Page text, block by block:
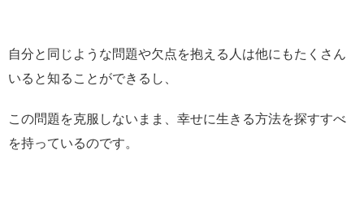
自分と同じような問題や欠点を抱える人は他にもたくさん
いると知ることができるし、
この問題を克服しないまま、幸せに生きる方法を探すすべ
を持っているのです。